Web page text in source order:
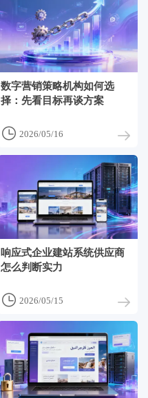
数字营销策略机构如何选
择：先看目标再谈方案
 2026/05/16
响应式企业建站系统供应商
怎么判断实力
 2026/05/15